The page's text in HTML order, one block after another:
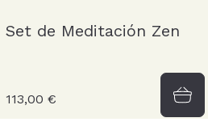
Set de Meditación Zen
113,00 €